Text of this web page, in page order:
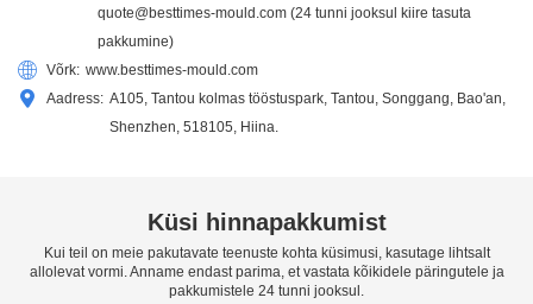
quote@besttimes-mould.com (24 tunni jooksul kiire tasuta
pakkumine)
Võrk: www.besttimes-mould.com
Aadress: A105, Tantou kolmas tööstuspark, Tantou, Songgang, Bao'an,
Shenzhen, 518105, Hiina.
Küsi hinnapakkumist
Kui teil on meie pakutavate teenuste kohta küsimusi, kasutage lihtsalt
allolevat vormi. Anname endast parima, et vastata kõikidele päringutele ja
pakkumistele 24 tunni jooksul.